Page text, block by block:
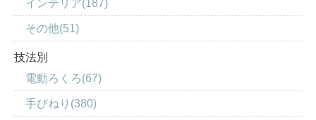
インテリア(187)
その他(51)
技法別
電動ろくろ(67)
手びねり(380)